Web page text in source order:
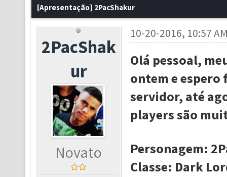
[Apresentação] 2PacShakur
2PacShak
ur
Novato
10-20-2016, 10:57
Olá pessoal,
ontem e
servidor, até
players são
Personagem:
Classe: Dark